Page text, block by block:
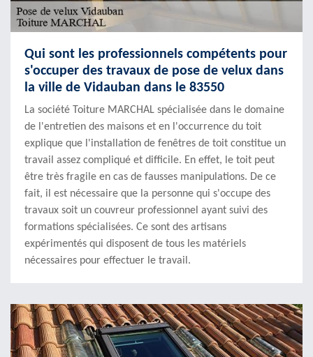
Qui sont les professionnels compétents pour
s'occuper des travaux de pose de velux dans
la ville de Vidauban dans le 83550
La société Toiture MARCHAL spécialisée dans le domaine
de l'entretien des maisons et en l'occurrence du toit
explique que l'installation de fenêtres de toit constitue un
travail assez compliqué et difficile. En effet, le toit peut
être très fragile en cas de fausses manipulations. De ce
fait, il est nécessaire que la personne qui s'occupe des
travaux soit un couvreur professionnel ayant suivi des
formations spécialisées. Ce sont des artisans
expérimentés qui disposent de tous les matériels
nécessaires pour effectuer le travail.